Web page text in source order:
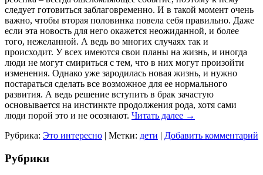
следует готовиться заблаговременно. И в такой момент очень
важно, чтобы вторая половинка повела себя правильно. Даже
если эта новость для него окажется неожиданной, и более
того, нежеланной. А ведь во многих случаях так и
происходит. У всех имеются свои планы на жизнь, и иногда
люди не могут смириться с тем, что в них могут произойти
изменения. Однако уже зародилась новая жизнь, и нужно
постараться сделать все возможное для ее нормального
развития. А ведь решение вступить в брак зачастую
основывается на инстинкте продолжения рода, хотя сами
люди порой это и не осознают. Читать далее →
Рубрика: Это интересно | Метки: дети | Добавить комментарий
Рубрики